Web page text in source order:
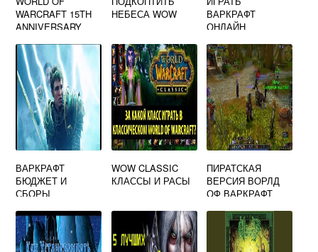
WARCRAFT 15TH
ANNIVERSARY
НЕБЕСА WOW
ВАРКРАФТ
ОНЛАЙН
ВАРКРАФТ
БЮДЖЕТ И
СБОРЫ
WOW CLASSIC
КЛАССЫ И РАСЫ
ПИРАТСКАЯ
ВЕРСИЯ ВОРЛД
ОФ ВАРКРАФТ